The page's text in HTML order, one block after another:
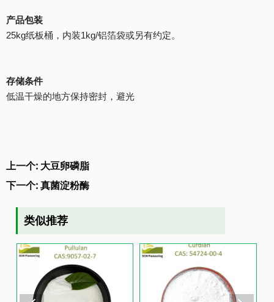
产品包装
25kg纸板桶，内装1kg/铝箔袋或另有约定。
存储条件
低温干燥的地方保持密封，避光
上一个: 大豆卵磷脂
下一个:真菌淀粉酶
类似推荐